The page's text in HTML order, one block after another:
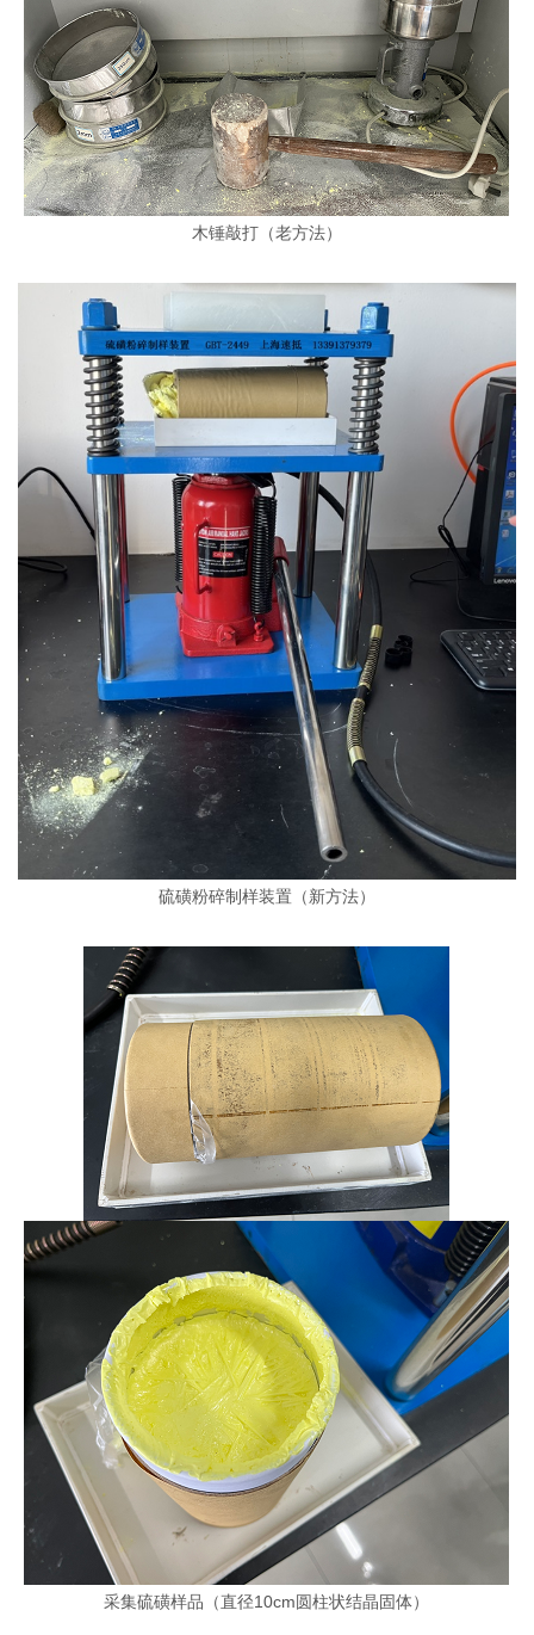
木锤敲打（老方法）
硫磺粉碎制样装置（新方法）
采集硫磺样品（直径10cm圆柱状结晶固体）